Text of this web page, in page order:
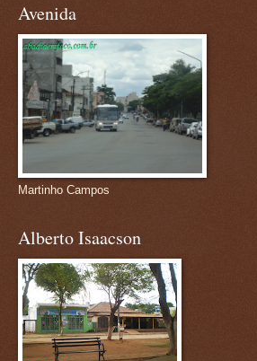
Avenida
Martinho Campos
Alberto Isaacson